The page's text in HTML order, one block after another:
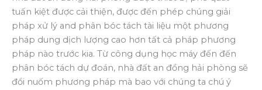
tuấn kiệt được cải thiện, được đến phép chúng giải
pháp xử lý and phân bóc tách tài liệu một phương
pháp dung dịch lượng cao hơn tất cả pháp phương
pháp nào trước kia. Từ công dụng học máy đến đến
phân bóc tách dự đoán, nhà đất an đồng hải phòng sẽ
đổi nuốm phương pháp mà bao với chúng ta chú ý